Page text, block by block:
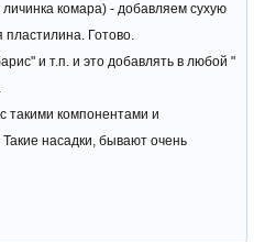
комара) - добавляем сухую
Готово.
и т.п. и это добавлять в любой "
такими компонентами и
насадки, бывают очень